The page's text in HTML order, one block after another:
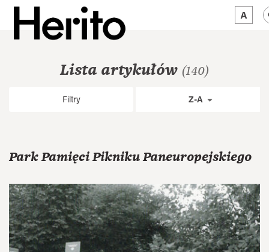
MAMY NA OKULista artykułów (140)
Filtry Z-A
Park Pamięci Pikniku Paneuropejskiego